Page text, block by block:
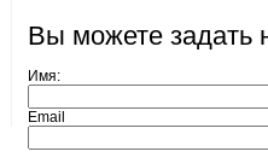
Вы можете
Имя:
Email